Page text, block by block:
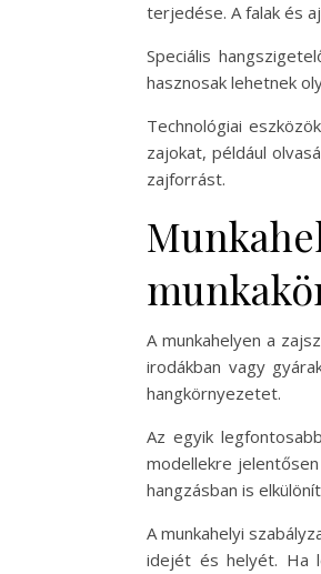
terjedése. A falak és
Speciális
hasznosak lehetnek
Technológiai
zajokat, például
zajforrást.
A munkahelyen a
irodákban vagy
hangkörnyezetet.
Az egyik
modellekre
hangzásban is
A munkahelyi
idejét és helyét. Ha